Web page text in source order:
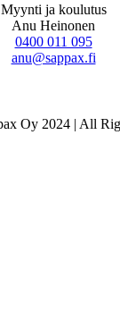
Myynti ja koulutus
Anu Heinonen
0400 011 095
anu@sappax.fi
Oy 2024 | All